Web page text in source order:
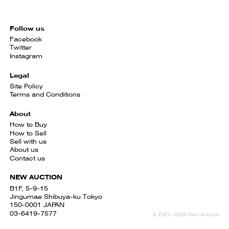
Follow us
Facebook
Twitter
Instagram
Legal
Site Policy
Terms and Conditions
About
How to Buy
How to Sell
Sell with us
About us
Contact us
NEW AUCTION
B1F, 5-9-15
Jingumae Shibuya-ku Tokyo
150-0001 JAPAN
03-6419-7577
© 2021- 2026 New Auction